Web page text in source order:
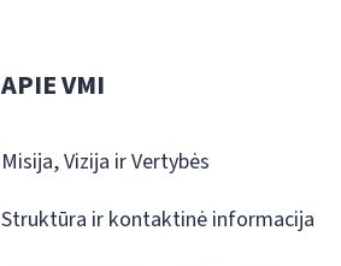
APIE VMI
Misija, Vizija ir Vertybės
Struktūra ir kontaktinė informacija